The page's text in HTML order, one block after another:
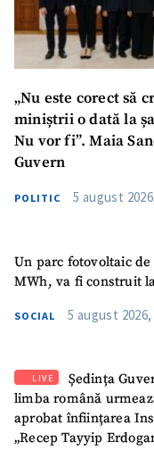
„Nu este corect să
miniștrii o dată la
Nu vor fi”. Maia
Guvern
POLITIC 5 august
Un parc fotovoltaic de
MWh, va fi construit
SOCIAL 5 august 2026,
LIVE
Ședința
limba română
aprobat înființarea
„Recep Tayyip
Telefon
+ Telefon
acord cu
TRIMITE